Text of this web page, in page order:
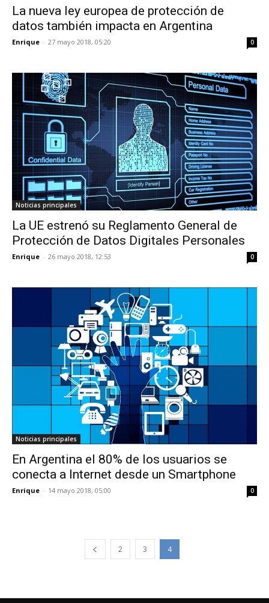
La nueva ley europea de protección de
datos también impacta en Argentina
Enrique - 27 mayo 2018, 05:20 0
Noticias principales
La UE estrenó su Reglamento General de
Protección de Datos Digitales Personales
Enrique - 26 mayo 2018, 12:53 0
Noticias principales
En Argentina el 80% de los usuarios se
conecta a Internet desde un Smartphone
Enrique - 14 mayo 2018, 05:00 0
2 3 4